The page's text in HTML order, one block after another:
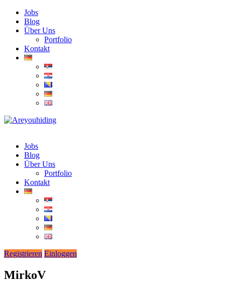
Jobs
Blog
Über Uns
Portfolio
Kontakt
Jobs
Blog
Über Uns
Portfolio
Kontakt
Registrieren Einloggen
MirkoV